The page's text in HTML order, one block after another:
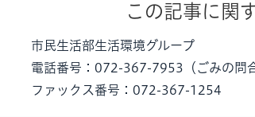
この記事に関
市民生活部生活環境グループ
電話番号：072-367-7953（ごみの問
ファックス番号：072-367-1254